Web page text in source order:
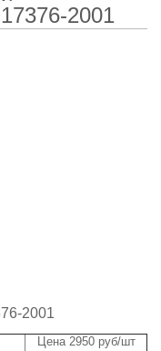
2001
2001
Цена 2950 руб/шт